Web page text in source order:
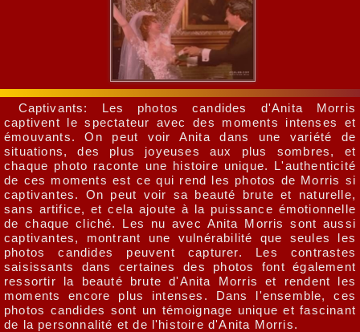
Captivants: Les photos candides d'Anita Morris
captivent le spectateur avec des moments intenses et
émouvants. On peut voir Anita dans une variété de
situations, des plus joyeuses aux plus sombres, et
chaque photo raconte une histoire unique. L'authenticité
de ces moments est ce qui rend les photos de Morris si
captivantes. On peut voir sa beauté brute et naturelle,
sans artifice, et cela ajoute à la puissance émotionnelle
de chaque cliché. Les nu avec Anita Morris sont aussi
captivantes, montrant une vulnérabilité que seules les
photos candides peuvent capturer. Les contrastes
saisissants dans certaines des photos font également
ressortir la beauté brute d'Anita Morris et rendent les
moments encore plus intenses. Dans l'ensemble, ces
photos candides sont un témoignage unique et fascinant
de la personnalité et de l'histoire d'Anita Morris.